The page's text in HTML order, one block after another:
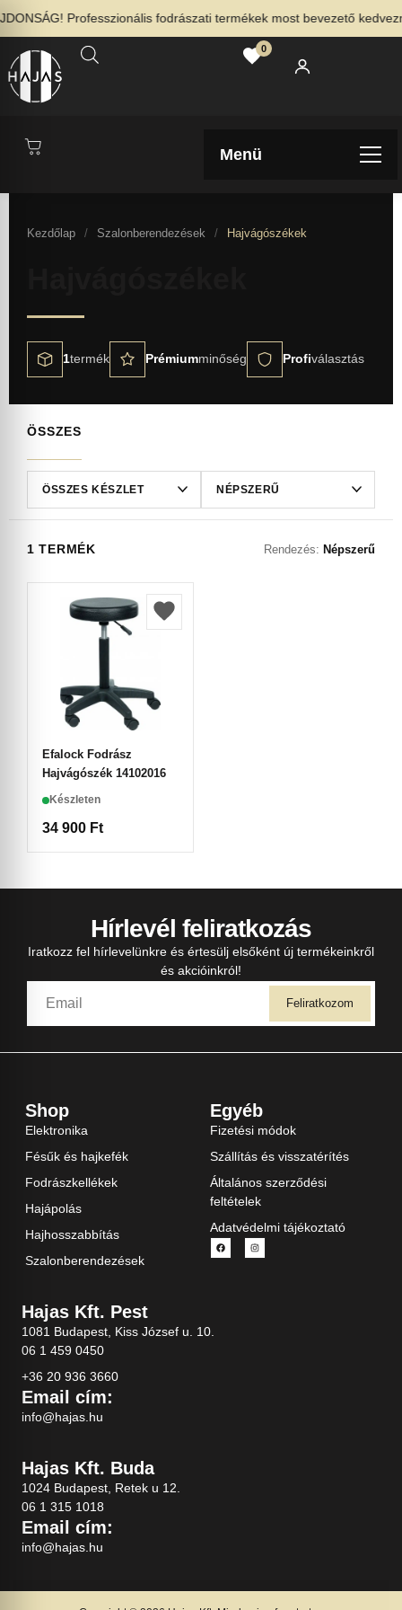
Professzionális fodrászati termékek most bevezető
0
Menü
Kezdőlap / Szalonberendezések / Hajvágószékek
1termék Prémiumminőség Profiválasztás
ÖSSZES
1 TERMÉK Rendezés: Népszerű
Efalock Fodrász
Hajvágószék 14102016
Készleten
34 900 Ft
Hírlevél feliratkozás
Iratkozz fel hírlevelünkre és értesülj elsőként új termékeinkről
és akcióinkról!
Feliratkozom
Shop
Elektronika
Fésűk és hajkefék
Fodrászkellékek
Hajápolás
Hajhosszabbítás
Szalonberendezések
Egyéb
Fizetési módok
Szállítás és visszatérítés
Általános szerződési
feltételek
Adatvédelmi tájékoztató
Hajas Kft. Pest
1081 Budapest, Kiss József u. 10.
06 1 459 0450
+36 20 936 3660
Email cím:
info@hajas.hu
Hajas Kft. Buda
1024 Budapest, Retek u 12.
06 1 315 1018
Email cím:
info@hajas.hu